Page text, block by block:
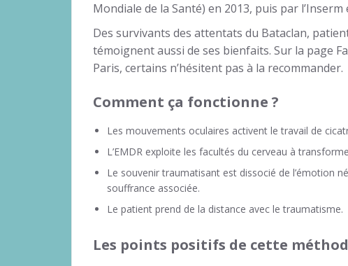
Mondiale de la Santé) en 2013, puis par l’Inserm
Des survivants des attentats du Bataclan,
témoignent aussi de ses bienfaits. Sur la page
Paris, certains n’hésitent pas à la recommander.
Comment ça fonctionne ?
Les mouvements oculaires activent le travail de
L’EMDR exploite les facultés du cerveau à
Le souvenir traumatisant est dissocié de l’émotion
souffrance associée.
Le patient prend de la distance avec le traumatisme.
Les points positifs de cette